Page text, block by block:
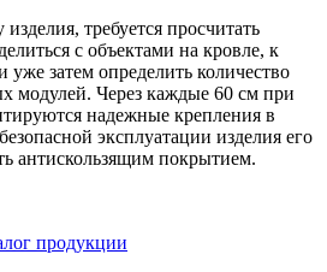
требуется просчитать
с объектами на кровле, к
затем определить количество
модулей. Через каждые 60 см при
надежные крепления в
эксплуатации изделия его
антискользящим покрытием.
продукции